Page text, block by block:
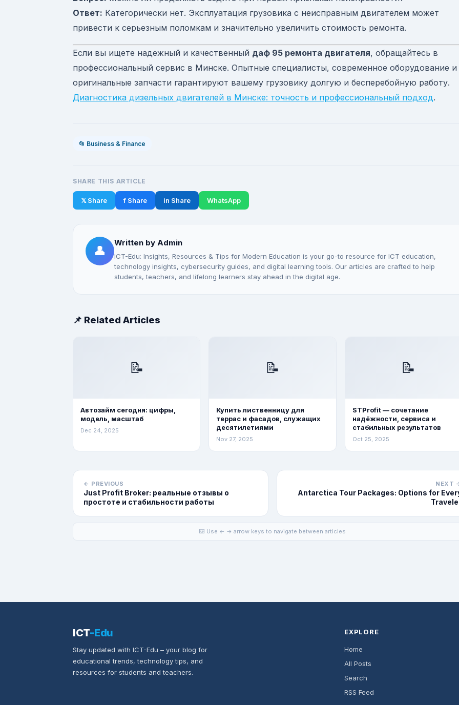
Ответ: Категорически нет. Эксплуатация грузовика с неисправным двигателем может
привести к серьезным поломкам и значительно увеличить стоимость ремонта.
Если вы ищете надежный и качественный даф 95 ремонта двигателя, обращайтесь в
профессиональный сервис в Минске. Опытные специалисты, современное оборудование и
оригинальные запчасти гарантируют вашему грузовику долгую и бесперебойную работу.
Диагностика дизельных двигателей в Минске: точность и профессиональный подход.
📂 Business & Finance
SHARE THIS ARTICLE
𝕏 Share f Share in Share WhatsApp
👤
Written by Admin
ICT-Edu: Insights, Resources & Tips for Modern Education is your go-to resource for ICT education,
technology insights, cybersecurity guides, and digital learning tools. Our articles are crafted to help
students, teachers, and lifelong learners stay ahead in the digital age.
📌 Related Articles
📝
Автозайм сегодня: цифры,
модель, масштаб
Dec 24, 2025
📝
Купить лиственницу для
террас и фасадов, служащих
десятилетиями
Nov 27, 2025
📝
STProfit — сочетание
надёжности, сервиса и
стабильных результатов
Oct 25, 2025
← PREVIOUS
Just Profit Broker: реальные отзывы о
простоте и стабильности работы
NEXT
Antarctica Tour Packages: Options for
⌨️ Use ← → arrow keys to navigate between articles
ICT-Edu
Stay updated with ICT-Edu – your blog for
educational trends, technology tips, and
resources for students and teachers.
EXPLORE
Home
All Posts
Search
RSS Feed